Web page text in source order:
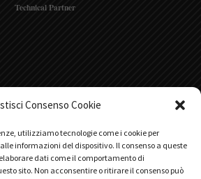
Consenso Cookie
utilizziamo tecnologie come i cookie per
informazioni del dispositivo. Il consenso a queste
dati come il comportamento di
sito. Non acconsentire o ritirare il consenso può
Technical Partner